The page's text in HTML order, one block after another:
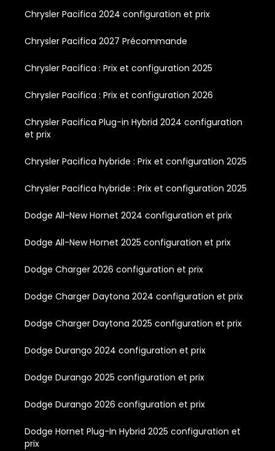
Chrysler Pacifica 2024 configuration et prix
Chrysler Pacifica 2027 Précommande
Chrysler Pacifica : Prix et configuration 2025
Chrysler Pacifica : Prix et configuration 2026
Chrysler Pacifica Plug-in Hybrid 2024 configuration
et prix
Chrysler Pacifica hybride : Prix et configuration 2025
Chrysler Pacifica hybride : Prix et configuration 2025
Dodge All-New Hornet 2024 configuration et prix
Dodge All-New Hornet 2025 configuration et prix
Dodge Charger 2026 configuration et prix
Dodge Charger Daytona 2024 configuration et prix
Dodge Charger Daytona 2025 configuration et prix
Dodge Durango 2024 configuration et prix
Dodge Durango 2025 configuration et prix
Dodge Durango 2026 configuration et prix
Dodge Hornet Plug-In Hybrid 2025 configuration et
prix